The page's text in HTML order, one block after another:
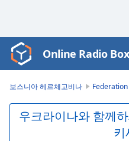
Video
Player
Play
Video
Online Radio Box
보스니아 헤르체고비나
우크라이나와 함께
키